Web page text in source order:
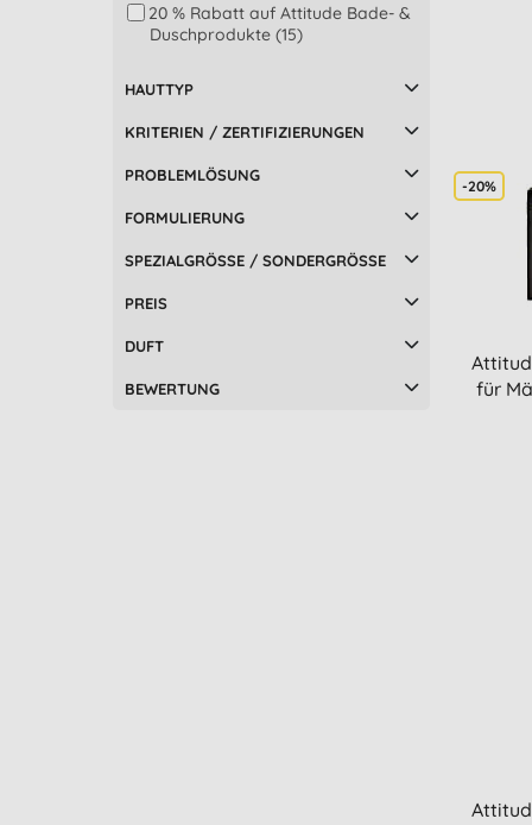
-20%
für
Kinder Körper & Haarpflege (2)
Lippenpflege mit
Gesichtsreinigung (1)
Sonnenschutz (1)
20 % Rabatt auf Attitude Bade- &
Duschprodukte (15)
HAUTTYP
KRITERIEN / ZERTIFIZIERUNGEN
PROBLEMLÖSUNG
FORMULIERUNG
SPEZIALGRÖSSE / SONDERGRÖSSE
PREIS
DUFT
BEWERTUNG